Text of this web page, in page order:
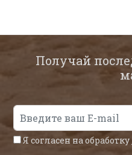
Получай
Я согласен на обработку